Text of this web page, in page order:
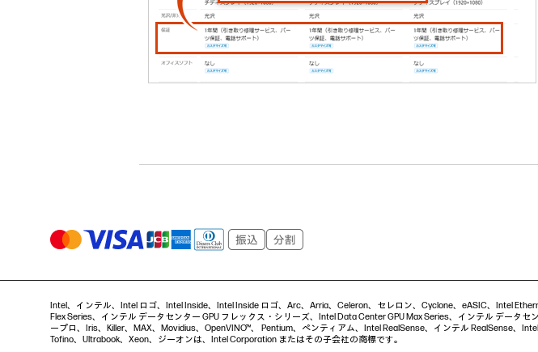
Intel、インテル、Intel ロゴ、Intel Inside、Intel Inside ロゴ、Arc、Arria、Celeron、セレロン、Cyclone、eASIC、Intel
Flex Series、インテル データセンター GPU フレックス・シリーズ、Intel Data Center GPU Max Series、インテル データ
ープロ、Iris、Killer、MAX、Movidius、OpenVINO™、 Pentium、ペンティアム、Intel RealSense、インテル RealSense、
Tofino、Ultrabook、Xeon、ジーオンは、Intel Corporation またはその子会社の商標です。